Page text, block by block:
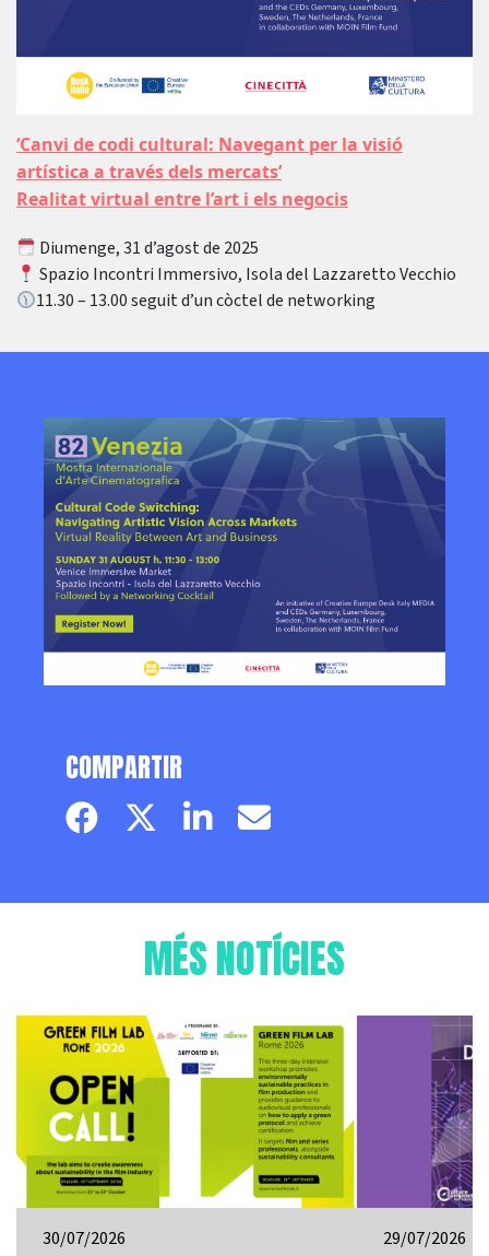
‘Canvi de codi cultural: Navegant per la visió
artística a través dels mercats’
Realitat virtual entre l’art i els negocis
Diumenge, 31 d’agost de 2025
Spazio Incontri Immersivo, Isola del Lazzaretto Vecchio
11.30 – 13.00 seguit d’un còctel de networking
COMPARTIR
Facebook pageTwitter page
LinkedinEmail
MÉS NOTÍCIES
30/07/2026 29/07/2026